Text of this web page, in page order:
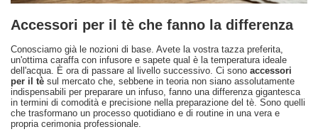
Accessori per il tè che fanno la differenza
Conosciamo già le nozioni di base. Avete la vostra tazza preferita,
un'ottima caraffa con infusore e sapete qual è la temperatura ideale
dell'acqua. È ora di passare al livello successivo. Ci sono accessori
per il tè sul mercato che, sebbene in teoria non siano assolutamente
indispensabili per preparare un infuso, fanno una differenza gigantesca
in termini di comodità e precisione nella preparazione del tè. Sono quelli
che trasformano un processo quotidiano e di routine in una vera e
propria cerimonia professionale.